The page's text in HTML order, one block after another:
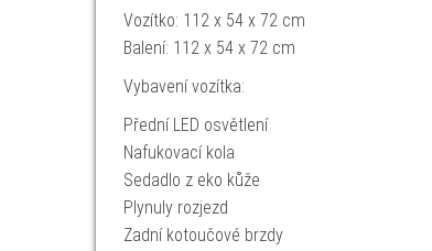
Vozítko: 112 x 54 x 72 cm
Balení: 112 x 54 x 72 cm
Vybavení vozítka:
Přední LED osvětlení
Nafukovací kola
Sedadlo z eko kůže
Plynuly rozjezd
Zadní kotoučové brzdy